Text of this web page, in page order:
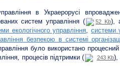
в Украерорусі
систем управління (
52 Kb),
екологічного управління, системи
безпекою в системі
було використано
процесів підтримки (
243 Kb),